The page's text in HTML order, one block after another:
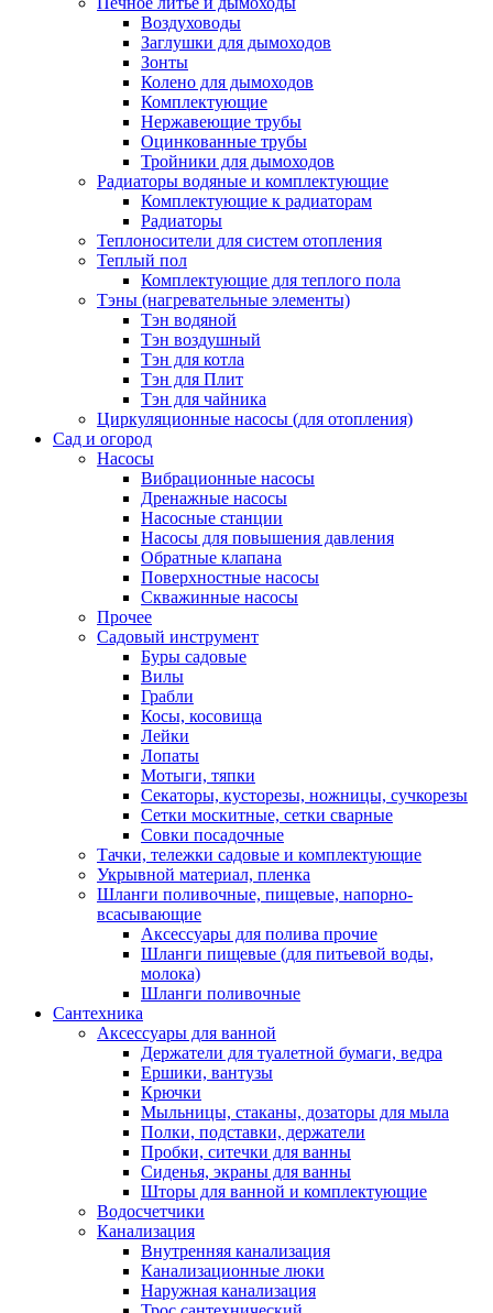
Воздуховоды
Заглушки для дымоходов
Зонты
Колено для дымоходов
Комплектующие
Нержавеющие трубы
Оцинкованные трубы
Тройники для дымоходов
Радиаторы водяные и комплектующие
Комплектующие к радиаторам
Радиаторы
Теплоносители для систем отопления
Теплый пол
Комплектующие для теплого пола
Тэны (нагревательные элементы)
Тэн водяной
Тэн воздушный
Тэн для котла
Тэн для Плит
Тэн для чайника
Циркуляционные насосы (для отопления)
Сад и огород
Насосы
Вибрационные насосы
Дренажные насосы
Насосные станции
Насосы для повышения давления
Обратные клапана
Поверхностные насосы
Скважинные насосы
Прочее
Садовый инструмент
Буры садовые
Вилы
Грабли
Косы, косовища
Лейки
Лопаты
Мотыги, тяпки
Секаторы, кусторезы, ножницы, сучкорезы
Сетки москитные, сетки сварные
Совки посадочные
Тачки, тележки садовые и комплектующие
Укрывной материал, пленка
Шланги поливочные, пищевые, напорно-
всасывающие
Аксессуары для полива прочие
Шланги пищевые (для питьевой воды,
молока)
Шланги поливочные
Сантехника
Аксессуары для ванной
Держатели для туалетной бумаги, ведра
Ершики, вантузы
Крючки
Мыльницы, стаканы, дозаторы для мыла
Полки, подставки, держатели
Пробки, ситечки для ванны
Сиденья, экраны для ванны
Шторы для ванной и комплектующие
Водосчетчики
Канализация
Внутренняя канализация
Канализационные люки
Наружная канализация